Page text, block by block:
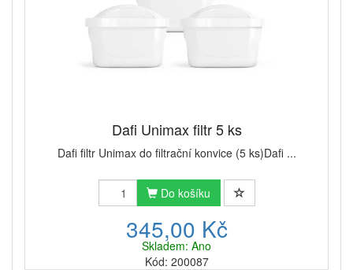
Dafi Unimax filtr 5 ks
Dafi filtr Unimax do filtrační konvice (5 ks)Dafi ...
Do košíku
345,00 Kč
Skladem: Ano
Kód: 200087